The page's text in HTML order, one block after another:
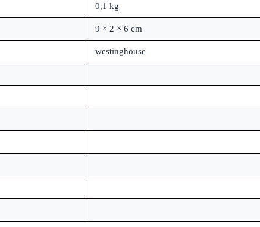
0,1 kg
9 × 2 × 6 cm
westinghouse